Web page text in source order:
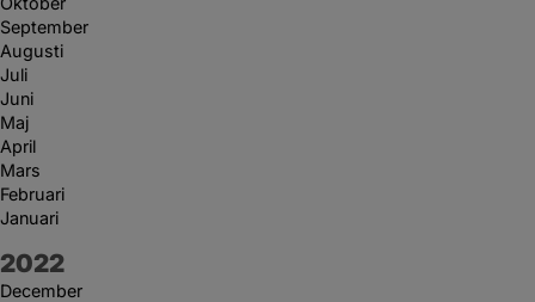
September
Augusti
Juli
Juni
Maj
April
Mars
Februari
Januari
År:
2022
December